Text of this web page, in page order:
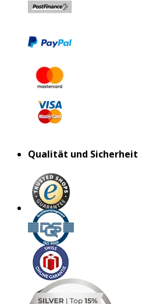
Qualität und Sicherheit